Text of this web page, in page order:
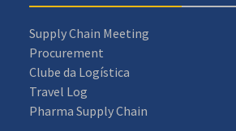
Supply Chain Meeting
Procurement
Clube da Logística
Travel Log
Pharma Supply Chain